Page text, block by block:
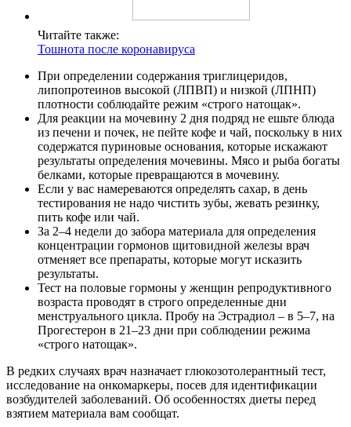
Читайте также:
Тошнота после коронавируса
При определении содержания триглицеридов,
липопротеинов высокой (ЛПВП) и низкой (ЛПНП)
плотности соблюдайте режим «строго натощак».
Для реакции на мочевину 2 дня подряд не ешьте блюда
из печени и почек, не пейте кофе и чай, поскольку в них
содержатся пуриновые основания, которые искажают
результаты определения мочевины. Мясо и рыба богаты
белками, которые превращаются в мочевину.
Если у вас намереваются определять сахар, в день
тестирования не надо чистить зубы, жевать резинку,
пить кофе или чай.
За 2–4 недели до забора материала для определения
концентрации гормонов щитовидной железы врач
отменяет все препараты, которые могут исказить
результаты.
Тест на половые гормоны у женщин репродуктивного
возраста проводят в строго определенные дни
менструального цикла. Пробу на Эстрадиол – в 5–7, на
Прогестерон в 21–23 дни при соблюдении режима
«строго натощак».
В редких случаях врач назначает глюкозотолерантный тест,
исследование на онкомаркеры, посев для идентификации
возбудителей заболеваний. Об особенностях диеты перед
взятием материала вам сообщат.